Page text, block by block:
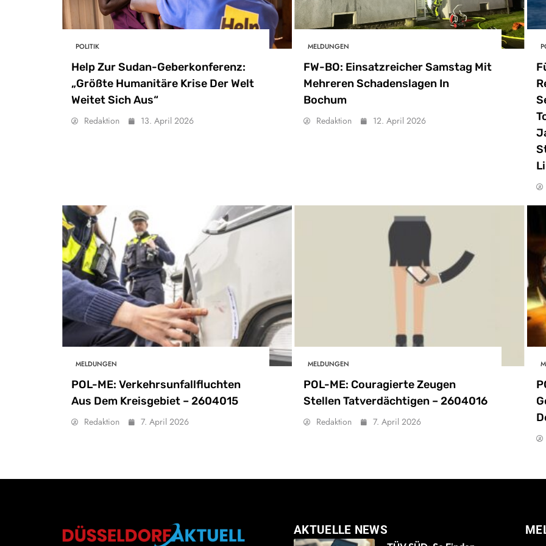
POLITIK
Help Zur Sudan-Geberkonferenz:
„Größte Humanitäre Krise Der Welt
Weitet Sich Aus“
Redaktion 13. April 2026
MELDUNGEN
FW-BO: Einsatzreicher Samstag Mit
Mehreren Schadenslagen In
Bochum
Redaktion 12. April 2026
MELDUNGEN
POL-ME: Verkehrsunfallfluchten
Aus Dem Kreisgebiet – 2604015
Redaktion 7. April 2026
MELDUNGEN
POL-ME: Couragierte Zeugen
Stellen Tatverdächtigen – 2604016
Redaktion 7. April 2026
AKTUELLE NEWS